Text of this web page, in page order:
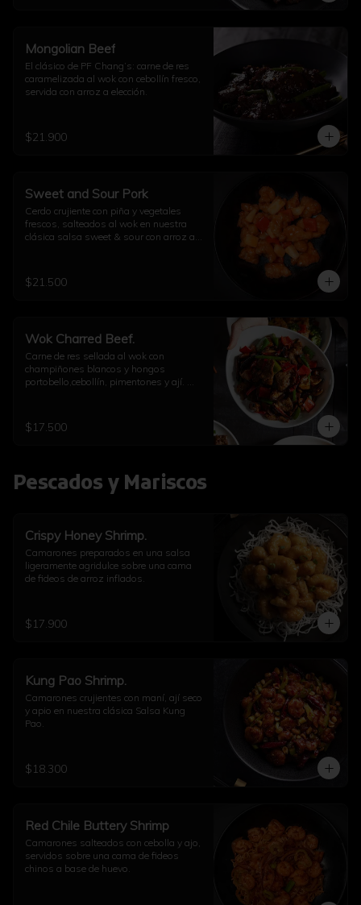
Mongolian Beef
El clásico de PF Chang’s: carne de res
caramelizada al wok con cebollín fresco,
servida con arroz a elección.
$21.900
Sweet and Sour Pork
Cerdo crujiente con piña y vegetales
frescos, salteados al wok en nuestra
clásica salsa sweet & sour con arroz a
$21.500
Wok Charred Beef.
Carne de res sellada al wok con
champiñones blancos y hongos
portobello,cebollín, pimentones y ají.
$17.500
Pescados y Mariscos
Crispy Honey Shrimp.
Camarones preparados en una salsa
ligeramente agridulce sobre una cama
de fideos de arroz inflados.
$17.900
Kung Pao Shrimp.
Camarones crujientes con maní, ají seco
y apio en nuestra clásica Salsa Kung
Pao.
$18.300
Red Chile Buttery Shrimp
Camarones salteados con cebolla y ajo,
servidos sobre una cama de fideos
chinos a base de huevo.